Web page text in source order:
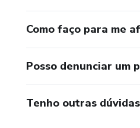
Como faço para me
Posso denunciar um
Tenho outras